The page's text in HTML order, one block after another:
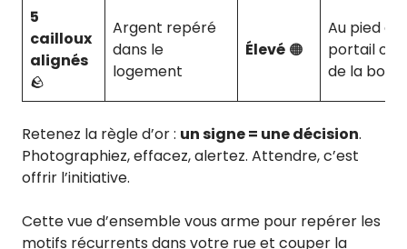
5
cailloux
alignés
🪨
Argent repéré
dans le
logement
Élevé 🟠
Au pied du
portail ou
de la boîte
Retenez la règle d’or : un signe = une décision.
Photographiez, effacez, alertez. Attendre, c’est
offrir l’initiative.
Cette vue d’ensemble vous arme pour repérer les
motifs récurrents dans votre rue et couper la